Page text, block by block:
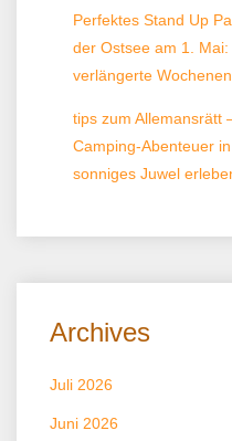
Perfektes Stand Up
der Ostsee am 1.
verlängerte
tips zum Allemansrätt
Camping-Abenteuer
sonniges Juwel
Archives
Juli 2026
Juni 2026